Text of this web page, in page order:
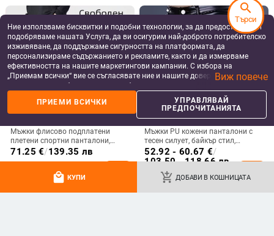
local_mall КУПИ add_shopping_cart ДОБАВИ В КОШНИЦАТА
Мъжки флисово подплатени
плетени спортни панталони,
зимни, свободен силует, прави
крачоли, памучно-смесен плат
71.25 €/139.35 лв
Мъжки PU кожени панталони с
тесен силует, байкър стил,
корейски стил, средна талия, есен
2025
52.92 - 60.67 €/
103.50 - 118.66 лв
Ние използваме бисквитки и подобни технологии, за да предоставяме и
подобряваме нашата Услуга, да ви осигурим най-доброто потребителско
изживяване, да поддържаме сигурността на платформата, да
персонализираме съдържанието и рекламите, както и да измерваме
ефективността на нашите маркетингови кампании. С избора на
„Приемам всички“ вие се съгласявате ние и нашите доверени партньори
да съхраняваме бисквитки и подобни технологии на вашето устройство
за рекламни и аналитични цели. Можете по всяко време да управлявате
своите предпочитания, като натиснете „Управлявай предпочитанията“.
За повече информация, моля, вижте нашата
данните.
Виж повече
ПРИЕМИ ВСИЧКИ
УПРАВЛЯВАЙ
ПРЕДПОЧИТАНИЯТА
search
Търси